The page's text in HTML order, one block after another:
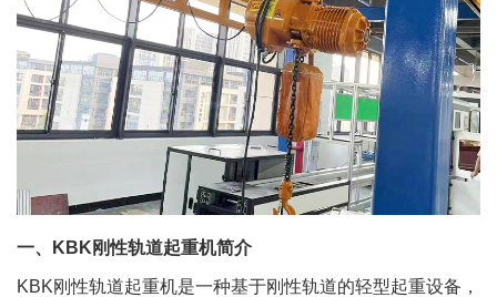
一、KBK刚性轨道起重机简介
KBK刚性轨道起重机是一种基于刚性轨道的轻型起重设备，